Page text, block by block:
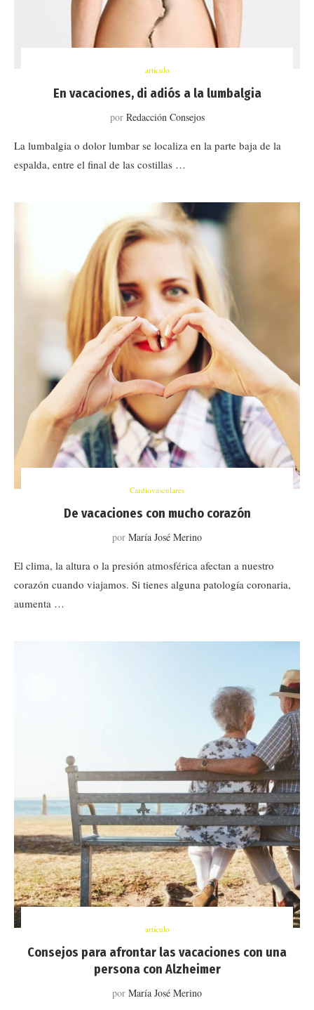
artículo
En vacaciones, di adiós a la lumbalgia
por Redacción Consejos
La lumbalgia o dolor lumbar se localiza en la parte baja de la
espalda, entre el final de las costillas …
Cardiovasculares
De vacaciones con mucho corazón
por María José Merino
El clima, la altura o la presión atmosférica afectan a nuestro
corazón cuando viajamos. Si tienes alguna patología coronaria,
aumenta …
artículo
Consejos para afrontar las vacaciones con una
persona con Alzheimer
por María José Merino